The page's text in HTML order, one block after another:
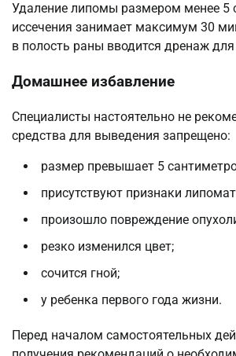
Удаление липомы размером менее 5
иссечения занимает максимум 30
в полость раны вводится дренаж
Домашнее избавление
Специалисты настоятельно не
средства для выведения запрещено:
размер превышает 5
присутствуют признаки
произошло повреждение
резко изменился цвет;
сочится гной;
у ребенка первого года жизни.
Перед началом самостоятельных